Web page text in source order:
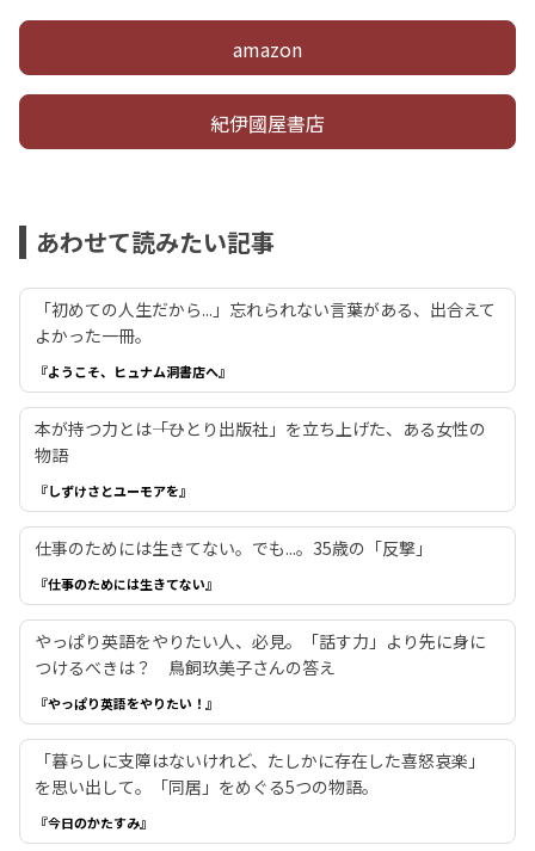
amazon
紀伊國屋書店
あわせて読みたい記事
「初めての人生だから...」忘れられない言葉がある、出合えて
よかった一冊。
『ようこそ、ヒュナム洞書店へ』
本が持つ力とは――「ひとり出版社」を立ち上げた、ある女性の
物語
『しずけさとユーモアを』
仕事のためには生きてない。でも...。35歳の「反撃」
『仕事のためには生きてない』
やっぱり英語をやりたい人、必見。「話す力」より先に身に
つけるべきは？ 鳥飼玖美子さんの答え
『やっぱり英語をやりたい！』
「暮らしに支障はないけれど、たしかに存在した喜怒哀楽」
を思い出して。「同居」をめぐる5つの物語。
『今日のかたすみ』